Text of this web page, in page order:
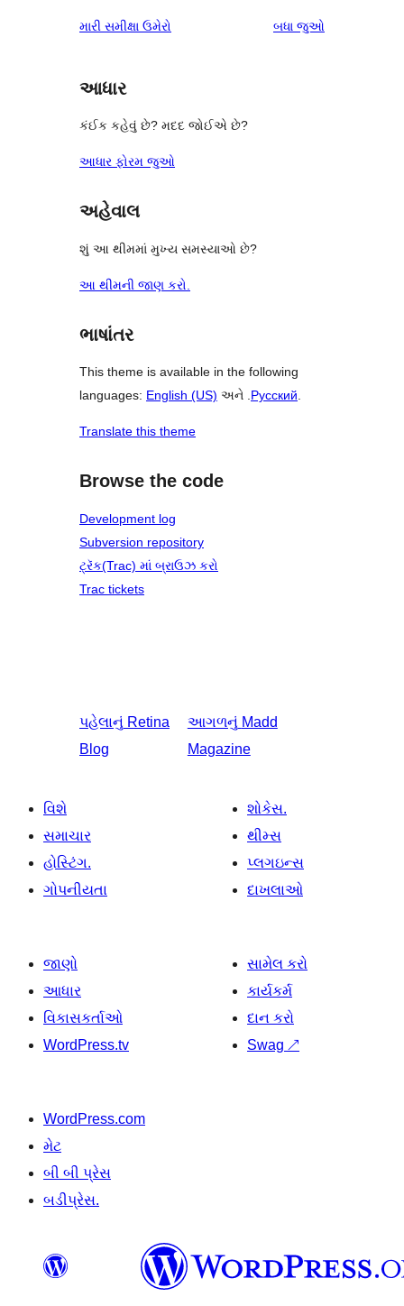
સમીક્ષાઓ
સ્ટાર
મારી સમીક્ષા ઉમેરો બધા સમીક્ષાઓ
જુઓ
આધાર
કંઈક કહેવું છે? મદદ જોઈએ છે?
આધાર ફોરમ જુઓ
અહેવાલ
શું આ થીમમાં મુખ્ય સમસ્યાઓ છે?
આ થીમની જાણ કરો.
ભાષાંતર
This theme is available in the following
languages: English (US) અને .Русский.
Translate this theme
Browse the code
Development log
Subversion repository
ટ્રૅક(Trac) માં બ્રાઉઝ કરો
Trac tickets
પહેલાનું Retina
Blog
આગળનું Madd
Magazine
વિશે
સમાચાર
હોસ્ટિંગ.
ગોપનીયતા
શોકેસ.
થીમ્સ
પ્લગઇન્સ
દાખલાઓ
જાણો
આધાર
વિકાસકર્તાઓ
WordPress.tv
સામેલ કરો
કાર્યકર્મ
દાન કરો
Swag ↗
WordPress.com
મેટ
બી બી પ્રેસ
બડીપ્રેસ.